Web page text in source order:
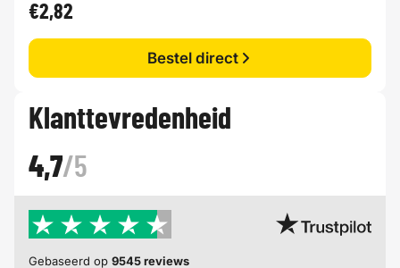
€2,82
Bestel direct
Klanttevredenheid
4,7/5
Gebaseerd op 9545 reviews